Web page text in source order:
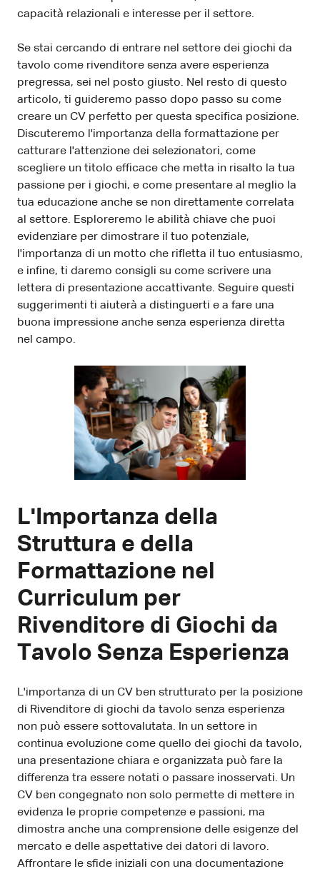
capacità relazionali e interesse per il settore.
Se stai cercando di entrare nel settore dei giochi da
tavolo come rivenditore senza avere esperienza
pregressa, sei nel posto giusto. Nel resto di questo
articolo, ti guideremo passo dopo passo su come
creare un CV perfetto per questa specifica posizione.
Discuteremo l'importanza della formattazione per
catturare l'attenzione dei selezionatori, come
scegliere un titolo efficace che metta in risalto la tua
passione per i giochi, e come presentare al meglio la
tua educazione anche se non direttamente correlata
al settore. Esploreremo le abilità chiave che puoi
evidenziare per dimostrare il tuo potenziale,
l'importanza di un motto che rifletta il tuo entusiasmo,
e infine, ti daremo consigli su come scrivere una
lettera di presentazione accattivante. Seguire questi
suggerimenti ti aiuterà a distinguerti e a fare una
buona impressione anche senza esperienza diretta
nel campo.
L'Importanza della
Struttura e della
Formattazione nel
Curriculum per
Rivenditore di Giochi da
Tavolo Senza Esperienza
L'importanza di un CV ben strutturato per la posizione
di Rivenditore di giochi da tavolo senza esperienza
non può essere sottovalutata. In un settore in
continua evoluzione come quello dei giochi da tavolo,
una presentazione chiara e organizzata può fare la
differenza tra essere notati o passare inosservati. Un
CV ben congegnato non solo permette di mettere in
evidenza le proprie competenze e passioni, ma
dimostra anche una comprensione delle esigenze del
mercato e delle aspettative dei datori di lavoro.
Affrontare le sfide iniziali con una documentazione